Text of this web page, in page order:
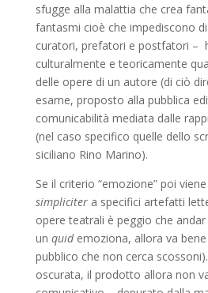
sfugge alla malattia che crea
fantasmi cioè che impediscono
curatori, prefatori e postfatori –
culturalmente e teoricamente
delle opere di un autore (di ciò
esame, proposto alla pubblica
comunicabilità mediata dalle
(nel caso specifico quelle dello
siciliano Rino Marino).
Se il criterio “emozione” poi viene
simplicitera specifici artefatti
opere teatrali è peggio che
un quidemoziona, allora va
pubblico che non cerca
oscurata, il prodotto allora non